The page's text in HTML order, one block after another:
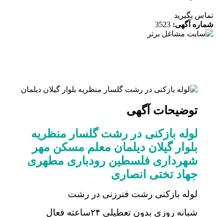
بگیرید
آگهی:3523
توضیحات آگهی
لوله بازکنی در رشت گلسار منظریه
بلوار گیلان دیلمان معلم مسکن مهر
شهرداری فلسطین رودباری مطهری
جهاد تختی انصاری
لوله بازکنی رشت فنرزنی در رشت
شبانه روزی بدون تعطیلی ۲۴ساعته فعال